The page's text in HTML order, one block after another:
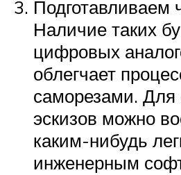
Подготавливаем
Наличие таких
цифровых
облегчает
саморезами. Для
эскизов можно
каким-нибудь
инженерным